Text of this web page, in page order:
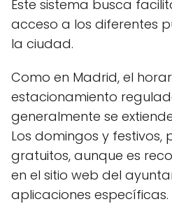
Este sistema busca
acceso a los diferentes
la ciudad.
Como en Madrid, el
estacionamiento
generalmente se
Los domingos y festivos,
gratuitos, aunque es
en el sitio web del
aplicaciones específicas.